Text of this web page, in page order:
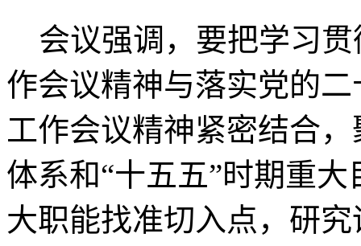
会议强调，要把学习贯
作会议精神与落实党的
工作会议精神紧密结合
体系和“十五五”时期重
大职能找准切入点，研